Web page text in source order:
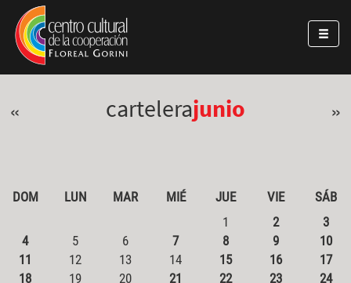
Pasar al contenido principal
Jump to main content
« cartelerajunio »
DOM LUN MAR MIÉ JUE VIE
SÁB
1
2
3
4
5 6 7 8 9
10
11
12 13 14 15 16
17
18
19 20 21 22 23
24